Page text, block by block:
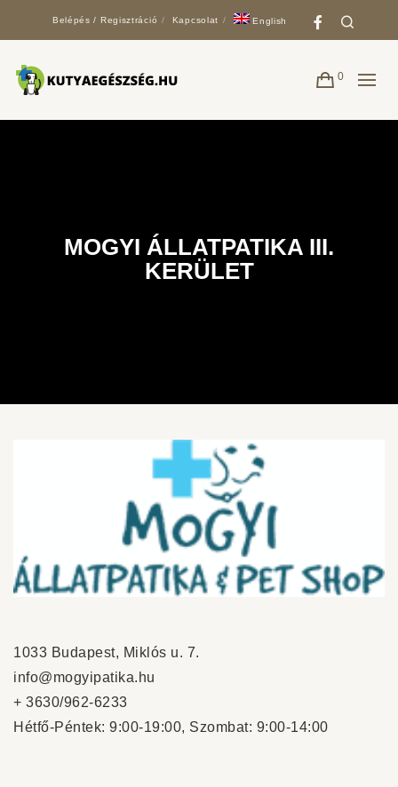
Belépés / Regisztráció Kapcsolat English
0
MOGYI ÁLLATPATIKA III.
KERÜLET
1033 Budapest, Miklós u. 7.
info@mogyipatika.hu
+ 3630/962-6233
Hétfő-Péntek: 9:00-19:00, Szombat: 9:00-14:00